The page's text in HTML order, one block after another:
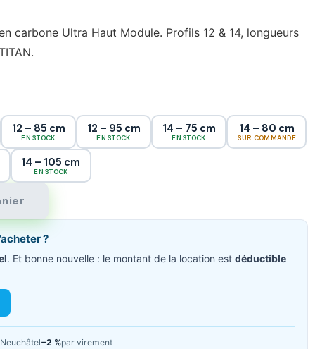
carbone Ultra Haut Module. Profils 12 & 14, longueurs
12 – 85 cm
EN STOCK
12 – 95 cm
EN STOCK
14 – 75 cm
EN STOCK
14 – 80 cm
SUR COMMANDE
14 – 105 cm
EN STOCK
?
. Et bonne nouvelle : le montant de la location est déductible
Neuchâtel−2 %par virement